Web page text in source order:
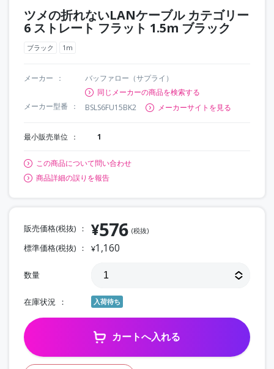
ツメの折れないLANケーブル カテゴリー
6 ストレート フラット 1.5m ブラック
ブラック 1m
メーカー
バッファロー（サプライ）
同じメーカーの商品を検索する
メーカー型番
BSLS6FU15BK2 メーカーサイトを見る
最小販売単位 1
この商品について問い合わせ
商品詳細の誤りを報告
販売価格(税抜) ¥576 (税抜)
標準価格(税抜) ¥1,160
数量
在庫状況 入荷待ち
カートへ入れる